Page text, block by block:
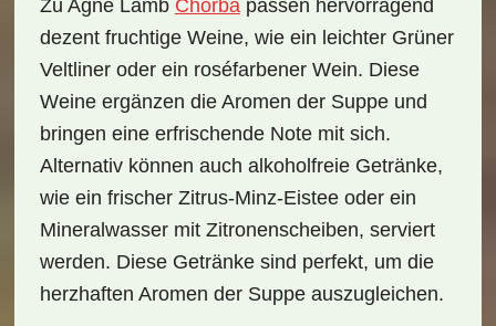
Zu Agne Lamb Chorbapassen hervorragend
dezent fruchtige Weine, wie ein leichter Grüner
Veltliner oder ein roséfarbener Wein. Diese
Weine ergänzen die Aromen der Suppe und
bringen eine erfrischende Note mit sich.
Alternativ können auch alkoholfreie Getränke,
wie ein frischer Zitrus-Minz-Eisteeoder ein
Mineralwasser mit Zitronenscheiben, serviert
werden. Diese Getränke sind perfekt, um die
herzhaften Aromen der Suppe auszugleichen.